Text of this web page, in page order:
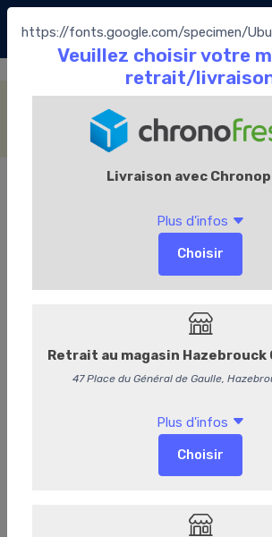
https://fonts.google.com/specimen/Ubuntu
Accueil